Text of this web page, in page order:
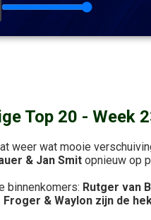
Top 20 - Week
weer wat mooie
& Jan Smit opnieuw op
binnenkomers: Rutger van
Froger & Waylon zijn de